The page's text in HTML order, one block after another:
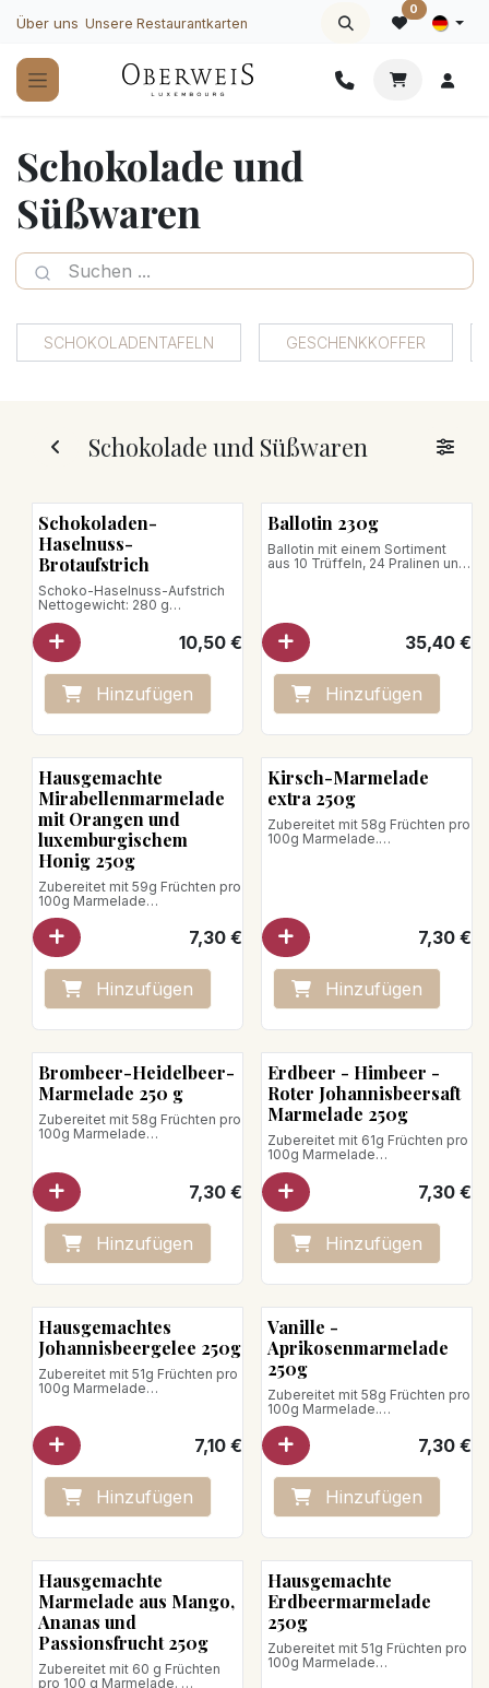
Zum Inhalt springen
Über uns Unsere Restaurantkarten
0
Schokolade und
Süßwaren
SCHOKOLADENTAFELN GESCHENKKOFFER
Schokolade und Süßwaren
Schokoladen-
Haselnuss-
Brotaufstrich
Schoko-Haselnuss-Aufstrich
Nettogewicht: 280 g
veganes Produkt
10,50€
Hinzufügen
Ballotin 230g
Ballotin mit einem Sortiment
aus 10 Trüffeln, 24 Pralinen und
35,40€
Hinzufügen
Hausgemachte
Mirabellenmarmelade
mit Orangen und
luxemburgischem
Honig 250g
Zubereitet mit 59g Früchten pro
100g Marmelade
Gesamtzuckergehalt: 38 g pro
100 g Marmelade
Nettogewicht: 250g
7,30€
Hinzufügen
Kirsch-Marmelade
extra 250g
Zubereitet mit 58g Früchten pro
100g Marmelade.
Gesamtzuckergehalt: 47g pro
7,30€
Hinzufügen
Brombeer-Heidelbeer-
Marmelade 250 g
Zubereitet mit 58g Früchten pro
100g Marmelade
Nettogewicht: 250g
Veganes Produkt
7,30€
Hinzufügen
Erdbeer - Himbeer -
Roter Johannisbeersaft
Marmelade 250g
Zubereitet mit 61g Früchten pro
100g Marmelade
Gesamtzuckergehalt: 53g pro
100g Marmelade
Nettogewicht: 250g
Veganes Produkt
7,30€
Hinzufügen
Hausgemachtes
Johannisbeergelee 250g
Zubereitet mit 51g Früchten pro
100g Marmelade
Nettogewicht: 250 g
7,10€
Hinzufügen
Vanille -
Aprikosenmarmelade
250g
Zubereitet mit 58g Früchten pro
100g Marmelade.
Gesamtzuckergehalt: 47g pro
100g Marmelade
Nettogewicht: 250g
Veganes Produkt
7,30€
Hinzufügen
Hausgemachte
Marmelade aus Mango,
Ananas und
Passionsfrucht 250g
Zubereitet mit 60 g Früchten
pro 100 g Marmelade.
Hausgemachte
Erdbeermarmelade
250g
Zubereitet mit 51g Früchten pro
100g Marmelade